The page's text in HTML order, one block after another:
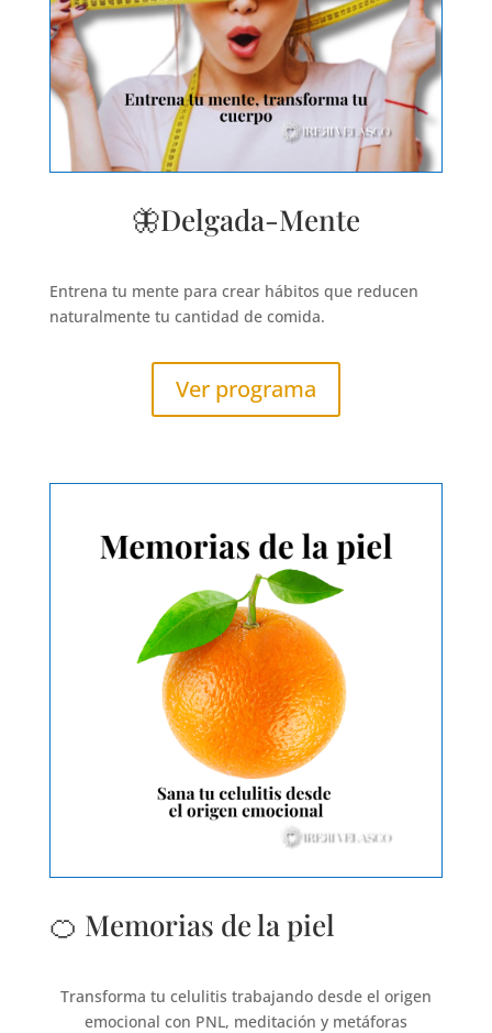
🦋Delgada-Mente
Entrena tu mente para crear hábitos que reducen
naturalmente tu cantidad de comida.
Ver programa
🍊 Memorias de la piel
Transforma tu celulitis trabajando desde el origen
emocional con PNL, meditación y metáforas